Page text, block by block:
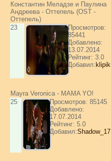
Константин Меладзе и Паулина
Андреева - Оттепель (OST -
Оттепель)
23
Просмотров:
85441
Добавлено:
13.07.2014
Рейтинг: 3.0
Добавил: klipik
Mayra Veronica - MAMA YO!
25
Просмотров: 85145
Добавлено:
17.07.2014
Рейтинг: 5.0
Добавил:Shadow_17